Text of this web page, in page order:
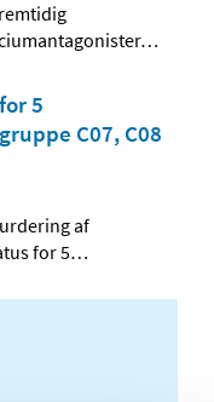
…
5
C07, C08
af
for 5…